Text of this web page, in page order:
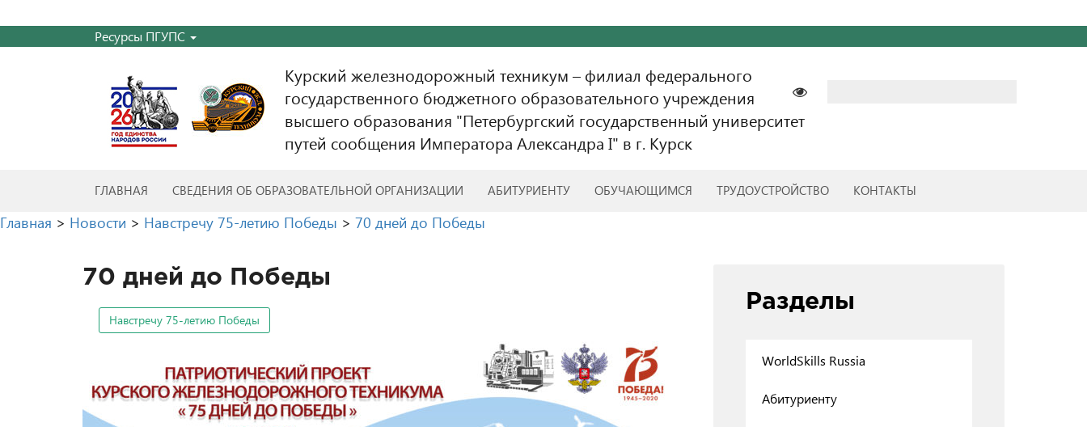
Ресурсы ПГУПС
Курский железнодорожный техникум – филиал федерального
государственного бюджетного образовательного учреждения
высшего образования "Петербургский государственный университет
путей сообщения Императора Александра I" в г. Курск
ГЛАВНАЯ СВЕДЕНИЯ ОБ ОБРАЗОВАТЕЛЬНОЙ ОРГАНИЗАЦИИ АБИТУРИЕНТУ ОБУЧАЮЩИМСЯ ТРУДОУСТРОЙСТВО КОНТАКТЫ
Главная > Новости > Навстречу 75-летию Победы > 70 дней до Победы
70 дней до Победы
Навстречу 75-летию Победы
Разделы
WorldSkills Russia
Абитуриенту